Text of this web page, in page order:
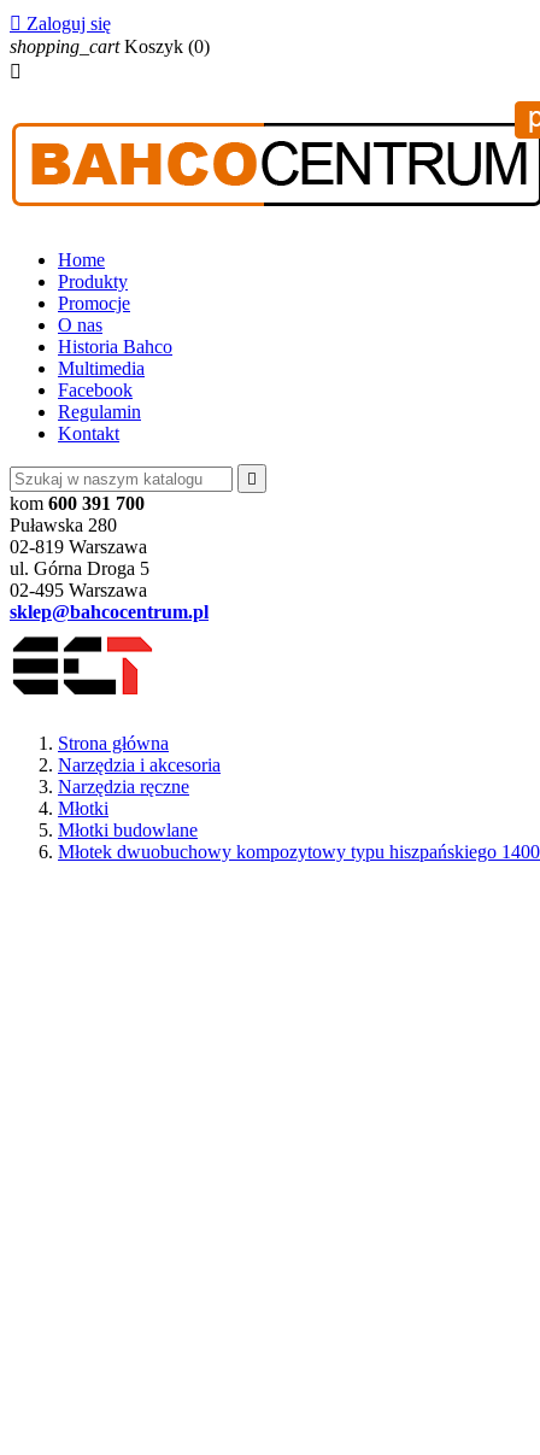
 Zaloguj się
shopping_cart Koszyk (0)

Home
Produkty
Promocje
O nas
Historia Bahco
Multimedia
Facebook
Regulamin
Kontakt

kom 600 391 700
Puławska 280
02-819 Warszawa
ul. Górna Droga 5
02-495 Warszawa
sklep@bahcocentrum.pl
Strona główna
Narzędzia i akcesoria
Narzędzia ręczne
Młotki
Młotki budowlane
Młotek dwuobuchowy kompozytowy typu hiszpańskiego